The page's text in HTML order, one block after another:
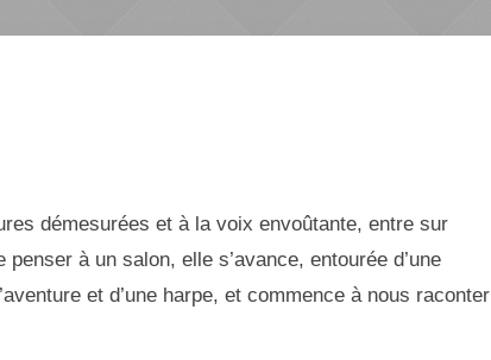
démesurées et à la voix envoûtante, entre sur
à un salon, elle s’avance, entourée d’une
et d’une harpe, et commence à nous raconter